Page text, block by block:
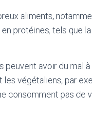
aliments,
protéines, tels que
peuvent avoir du mal
végétaliens, par
consomment pas de